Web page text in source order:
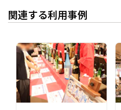
関連する利用事例